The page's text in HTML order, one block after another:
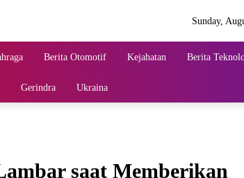
Sunday,
Berita Otomotif Kejahatan Berita
Gerindra Ukraina
saat Memberikan